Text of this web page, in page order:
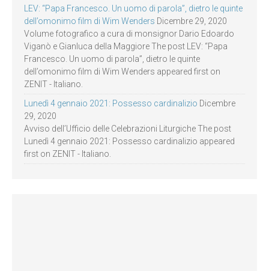
LEV: “Papa Francesco. Un uomo di parola”, dietro le quinte
dell’omonimo film di Wim Wenders Dicembre 29, 2020
Volume fotografico a cura di monsignor Dario Edoardo
Viganò e Gianluca della Maggiore The post LEV: “Papa
Francesco. Un uomo di parola”, dietro le quinte
dell’omonimo film di Wim Wenders appeared first on
ZENIT - Italiano.
Lunedì 4 gennaio 2021: Possesso cardinalizio Dicembre
29, 2020
Avviso dell’Ufficio delle Celebrazioni Liturgiche The post
Lunedì 4 gennaio 2021: Possesso cardinalizio appeared
first on ZENIT - Italiano.